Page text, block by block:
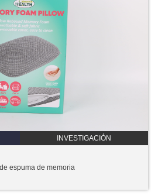
INVESTIGACIÓN
espuma de memoria